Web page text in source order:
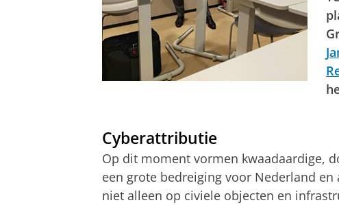
Cyberattributie
Op dit moment vormen kwaadaardige,
een grote bedreiging voor Nederland
niet alleen op civiele objecten en